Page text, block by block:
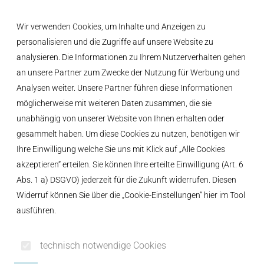
Informationen und Einstellungen zur Barrierefreiheit
MENÜ
Wir verwenden Cookies, um Inhalte und Anzeigen zu
personalisieren und die Zugriffe auf unsere Website zu
analysieren. Die Informationen zu Ihrem Nutzerverhalten gehen
an unsere Partner zum Zwecke der Nutzung für Werbung und
Analysen weiter. Unsere Partner führen diese Informationen
möglicherweise mit weiteren Daten zusammen, die sie
unabhängig von unserer Website von Ihnen erhalten oder
gesammelt haben. Um diese Cookies zu nutzen, benötigen wir
Ihre Einwilligung welche Sie uns mit Klick auf „Alle Cookies
akzeptieren“ erteilen. Sie können Ihre erteilte Einwilligung (Art. 6
Abs. 1 a) DSGVO) jederzeit für die Zukunft widerrufen. Diesen
Widerruf können Sie über die „Cookie-Einstellungen“ hier im Tool
ausführen.
technisch notwendige Cookies